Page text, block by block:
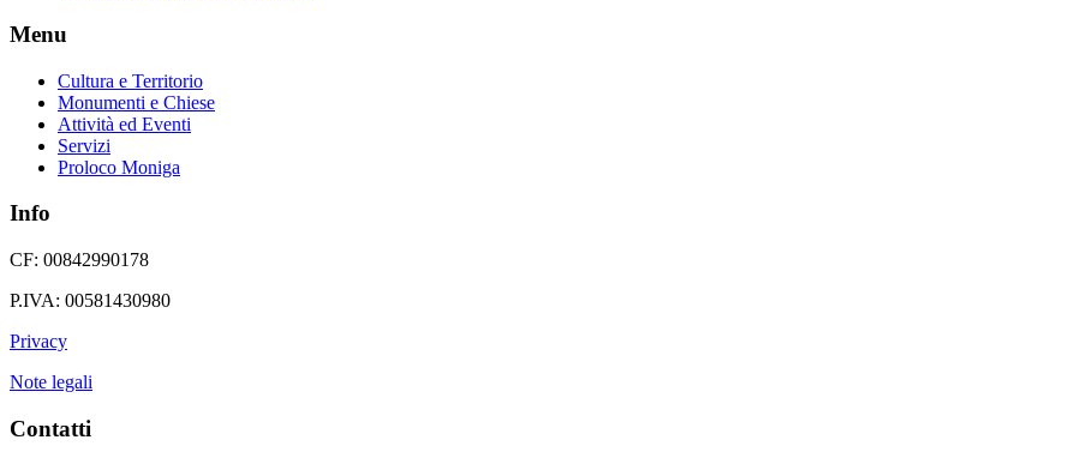
Menu
Cultura e Territorio
Monumenti e Chiese
Attività ed Eventi
Servizi
Proloco Moniga
Info
CF: 00842990178
P.IVA: 00581430980
Privacy
Note legali
Contatti